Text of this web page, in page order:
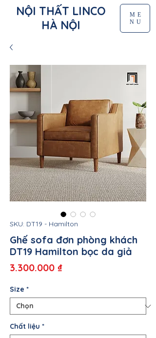
NỘI THẤT LINCO
HÀ NỘI
ME
NU
SKU: DT19 - Hamilton
Ghế sofa đơn phòng khách
DT19 Hamilton bọc da giả
3.300.000 ₫Giá
Size *
Chất liệu *